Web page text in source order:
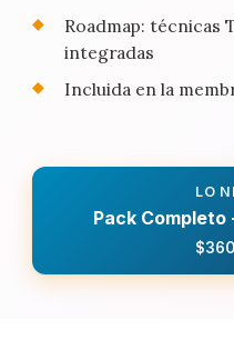
Roadmap: técnicas
integradas
Incluida en la
LO
Pack